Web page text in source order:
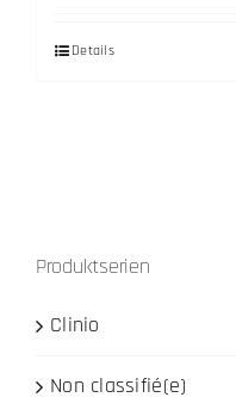
Ce
options
choisies
Details
Produktserien
Clinio
Non classifié(e)